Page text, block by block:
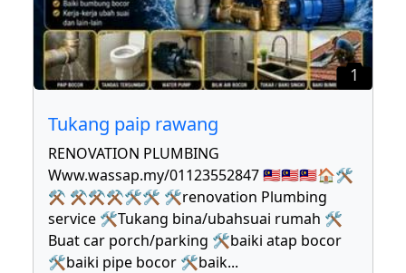
1
Tukang paip rawang
RENOVATION PLUMBING
Www.wassap.my/01123552847 🇲🇾🇲🇾🇲🇾🏠🛠
⚒ ⚒⚒⚒🛠🛠 🛠renovation Plumbing
service 🛠Tukang bina/ubahsuai rumah 🛠
Buat car porch/parking 🛠baiki atap bocor
🛠baiki pipe bocor 🛠baik...